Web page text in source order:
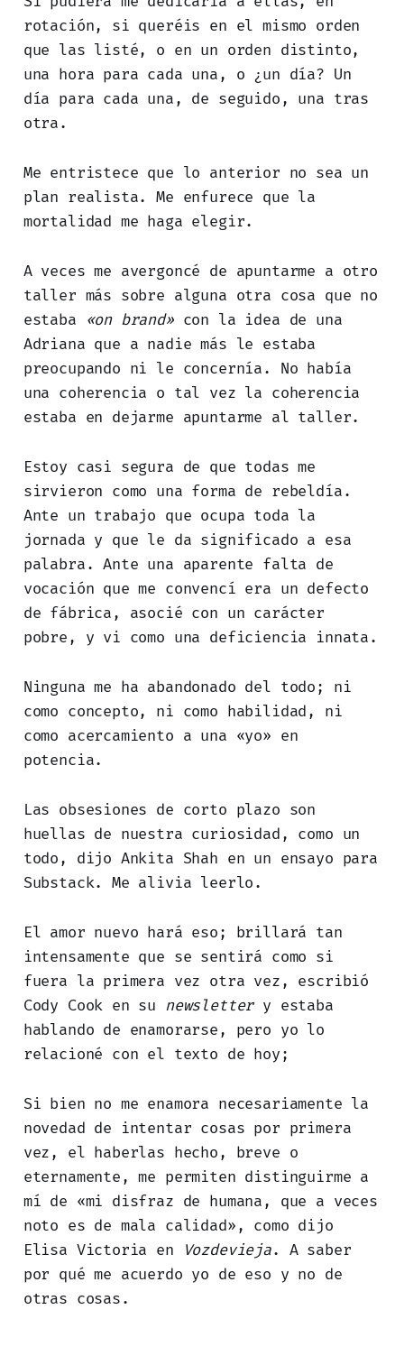
rotación, si queréis en el mismo orden
que las listé, o en un orden distinto,
una hora para cada una, o ¿un día? Un
día para cada una, de seguido, una tras
otra.
Me entristece que lo anterior no sea un
plan realista. Me enfurece que la
mortalidad me haga elegir.
A veces me avergoncé de apuntarme a otro
taller más sobre alguna otra cosa que no
estaba
«on brand»con la idea de una
Adriana que a nadie más le estaba
preocupando ni le concernía. No había
una coherencia o tal vez la coherencia
estaba en dejarme apuntarme al taller.
Estoy casi segura de que todas me
sirvieron como una forma de rebeldía.
Ante un trabajo que ocupa toda la
jornada y que le da significado a esa
palabra. Ante una aparente falta de
vocación que me convencí era un defecto
de fábrica, asocié con un carácter
pobre, y vi como una deficiencia innata.
Ninguna me ha abandonado del todo; ni
como concepto, ni como habilidad, ni
como acercamiento a una «yo» en
potencia.
Las obsesiones de corto plazo son
huellas de nuestra curiosidad, como un
todo, dijo Ankita Shah en un ensayo para
Substack. Me alivia leerlo.
El amor nuevo hará eso; brillará tan
intensamente que se sentirá como si
fuera la primera vez otra vez, escribió
Cody Cook en su newslettery estaba
hablando de enamorarse, pero yo lo
relacioné con el texto de hoy;
Si bien no me enamora necesariamente la
novedad de intentar cosas por primera
vez, el haberlas hecho, breve o
eternamente, me permiten distinguirme a
mí de «mi disfraz de humana, que a veces
noto es de mala calidad», como dijo
Elisa Victoria en
Vozdevieja. A saber
por qué me acuerdo yo de eso y no de
otras cosas.